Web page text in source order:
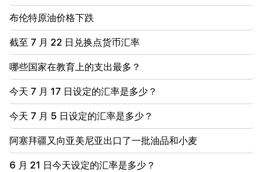
17:12
科巴希泽。格鲁吉亚的大门向所有游客敞开，包括来自
俄罗斯的游客
14:25
特朗普已经选定万斯作为他的继任者
09:50
该老师未通过认证，将离开学校。尼科尔·帕希尼扬
09:28
到 2027 年，我们不应该让塞凡周围的道路状况不
佳。 Nikol Pashinyan
布伦特原油价格下跌
截至 7 月 22 日兑换点货币汇率
哪些国家在教育上的支出最多？
今天 7 月 17 日设定的汇率是多少？
今天 7 月 5 日设定的汇率是多少？
阿塞拜疆又向亚美尼亚出口了一批油品和小麦
6 月 21 日今天设定的汇率是多少？